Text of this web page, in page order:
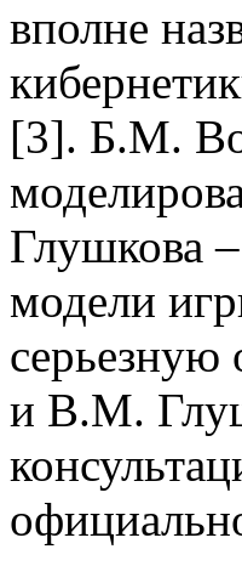
вполне
[3]. Б.М.
Глушкова
модели
серьезную
и В.М.